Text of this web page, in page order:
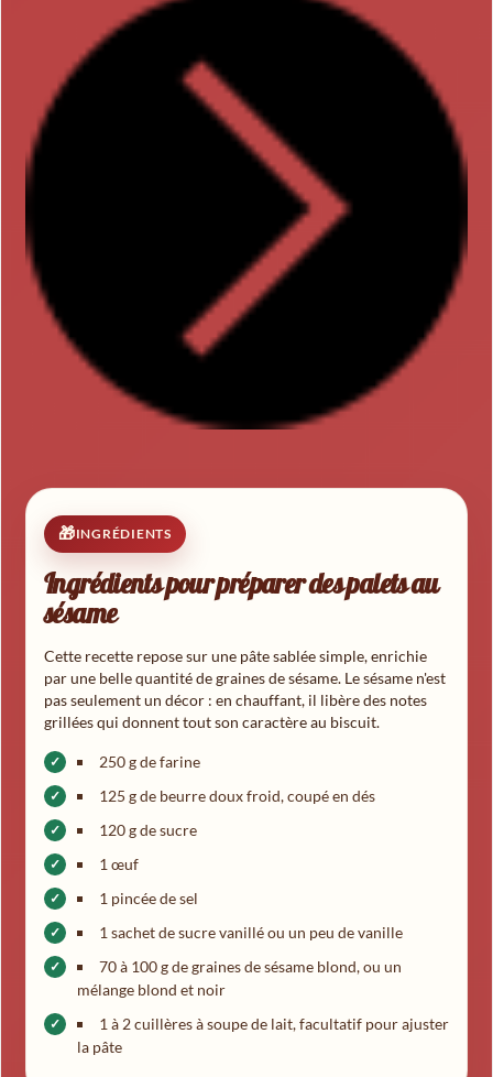
INGRÉDIENTS
Ingrédients pour préparer des palets au
sésame
Cette recette repose sur une pâte sablée simple, enrichie
par une belle quantité de graines de sésame. Le sésame n'est
pas seulement un décor : en chauffant, il libère des notes
grillées qui donnent tout son caractère au biscuit.
250 g de farine
125 g de beurre doux froid, coupé en dés
120 g de sucre
1 œuf
1 pincée de sel
1 sachet de sucre vanillé ou un peu de vanille
70 à 100 g de graines de sésame blond, ou un
mélange blond et noir
1 à 2 cuillères à soupe de lait, facultatif pour ajuster
la pâte